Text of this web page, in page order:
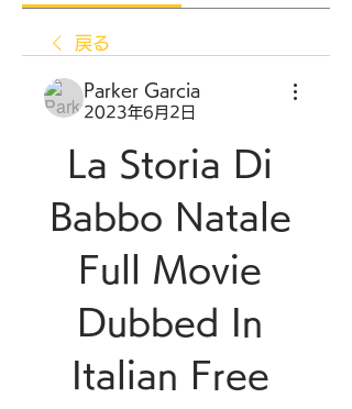
戻る
Parker Garcia
2023年6月2日
La Storia Di
Babbo Natale
Full Movie
Dubbed In
Italian Free